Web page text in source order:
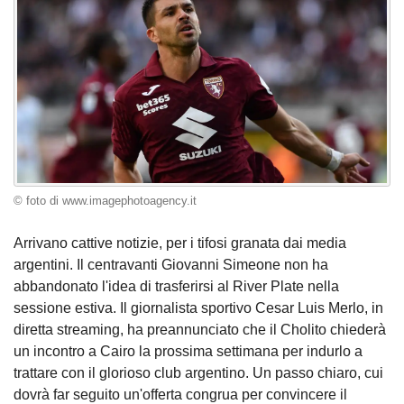
© foto di www.imagephotoagency.it
Arrivano cattive notizie, per i tifosi granata dai media
argentini. Il centravanti Giovanni Simeone non ha
abbandonato l'idea di trasferirsi al River Plate nella
sessione estiva. Il giornalista sportivo Cesar Luis Merlo, in
diretta streaming, ha preannunciato che il Cholito chiederà
un incontro a Cairo la prossima settimana per indurlo a
trattare con il glorioso club argentino. Un passo chiaro, cui
dovrà far seguito un'offerta congrua per convincere il